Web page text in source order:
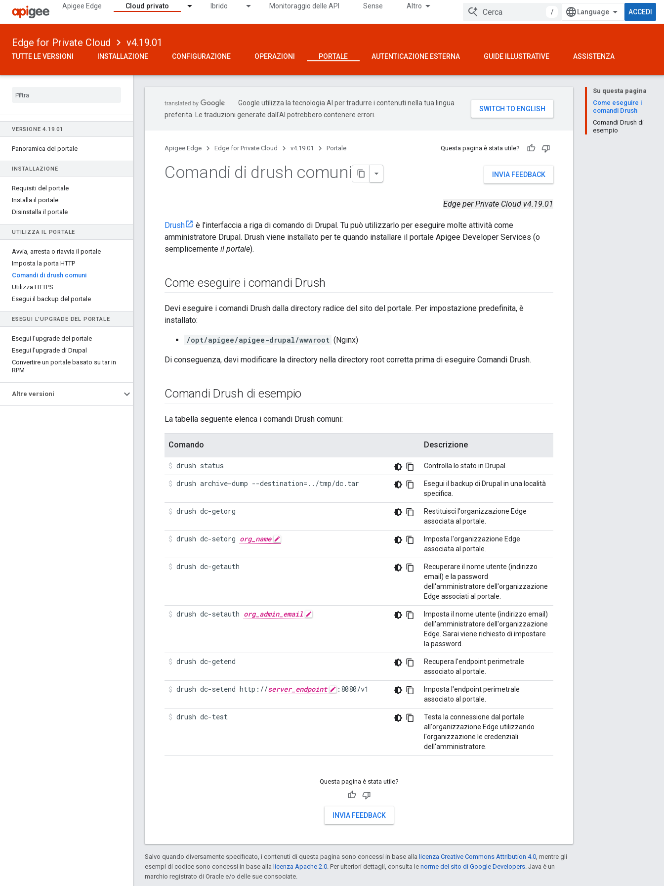
Apigee Edge Cloud privato Ibrido Monitoraggio delle API Sense Altro
/ ACCEDI
Edge for Private Cloud v4.19.01
TUTTE LE VERSIONI INSTALLAZIONE CONFIGURAZIONE OPERAZIONI PORTALE AUTENTICAZIONE ESTERNA GUIDE ILLUSTRATIVE ASSISTENZA
VERSIONE 4.19.01
Panoramica del portale
INSTALLAZIONE
Requisiti del portale
Installa il portale
Disinstalla il portale
UTILIZZA IL PORTALE
Avvia, arresta o riavvia il portale
Imposta la porta HTTP
Comandi di drush comuni
Utilizza HTTPS
Esegui il backup del portale
ESEGUI L'UPGRADE DEL PORTALE
Esegui l'upgrade del portale
Esegui l'upgrade di Drupal
Convertire un portale basato su tar in
RPM
Altre versioni
Su questa pagina
Come eseguire i
comandi Drush
Comandi Drush di
esempio
Google utilizza la tecnologia AI per tradurre i contenuti nella tua lingua
preferita. Le traduzioni generate dall'AI potrebbero contenere errori.
Apigee Edge Edge for Private Cloud v4.19.01 Portale Questa pagina è stata utile?
INVIA FEEDBACK
Comandi di drush comuni
Edge per Private Cloud v4.19.01
Drush
è l'interfaccia a riga di comando di Drupal. Tu può utilizzarlo per eseguire molte attività come
amministratore Drupal. Drush viene installato per te quando installare il portale Apigee Developer Services (o
semplicemente il portale).
Come eseguire i comandi Drush
Devi eseguire i comandi Drush dalla directory radice del sito del portale. Per impostazione predefinita, è
installato:
/opt/apigee/apigee-drupal/wwwroot (Nginx)
Di conseguenza, devi modificare la directory nella directory root corretta prima di eseguire Comandi Drush.
Comandi Drush di esempio
La tabella seguente elenca i comandi Drush comuni:
Comando Descrizione
drush status Controlla lo stato in Drupal.
drush archive-dump --destination=../tmp/dc.tar
Esegui il backup di Drupal in una località
specifica.
drush dc-getorg
Restituisci l'organizzazione Edge
associata al portale.
drush dc-setorg org_name
Imposta l'organizzazione Edge
associata al portale.
drush dc-getauth
Recuperare il nome utente (indirizzo
email) e la password
dell'amministratore dell'organizzazione
Edge associati al portale.
drush dc-setauth org_admin_email
Imposta il nome utente (indirizzo email)
dell'amministratore dell'organizzazione
Edge. Sarai viene richiesto di impostare
la password.
drush dc-getend
Recupera l'endpoint perimetrale
associato al portale.
drush dc-setend http://server_endpoint :8080/v1
Imposta l'endpoint perimetrale
associato al portale.
drush dc-test
Testa la connessione dal portale
all'organizzazione Edge utilizzando
l'organizzazione le credenziali
dell'amministratore.
Questa pagina è stata utile?
INVIA FEEDBACK
Salvo quando diversamente specificato, i contenuti di questa pagina sono concessi in base alla licenza Creative Commons Attribution 4.0, mentre gli
esempi di codice sono concessi in base alla licenza Apache 2.0. Per ulteriori dettagli, consulta le norme del sito di Google Developers. Java è un
marchio registrato di Oracle e/o delle sue consociate.